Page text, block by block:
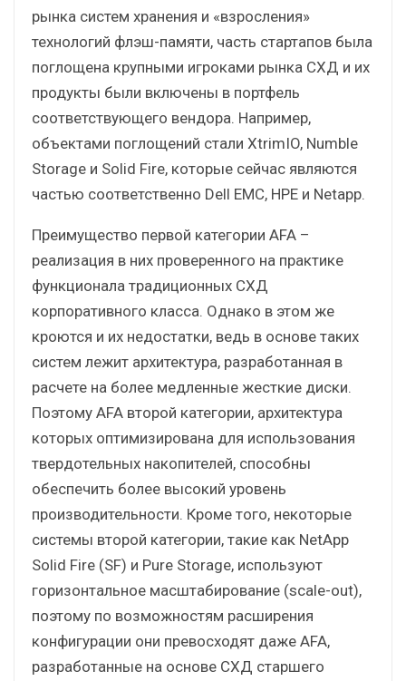
рынка систем хранения и «взросления»
технологий флэш-памяти, часть стартапов была
поглощена крупными игроками рынка СХД и их
продукты были включены в портфель
соответствующего вендора. Например,
объектами поглощений стали XtrimIO, Numble
Storage и Solid Fire, которые сейчас являются
частью соответственно Dell EMC, HPE и Netapp.
Преимущество первой категории AFA –
реализация в них проверенного на практике
функционала традиционных СХД
корпоративного класса. Однако в этом же
кроются и их недостатки, ведь в основе таких
систем лежит архитектура, разработанная в
расчете на более медленные жесткие диски.
Поэтому AFA второй категории, архитектура
которых оптимизирована для использования
твердотельных накопителей, способны
обеспечить более высокий уровень
производительности. Кроме того, некоторые
системы второй категории, такие как NetApp
Solid Fire (SF) и Pure Storage, используют
горизонтальное масштабирование (scale-out),
поэтому по возможностям расширения
конфигурации они превосходят даже AFA,
разработанные на основе СХД старшего